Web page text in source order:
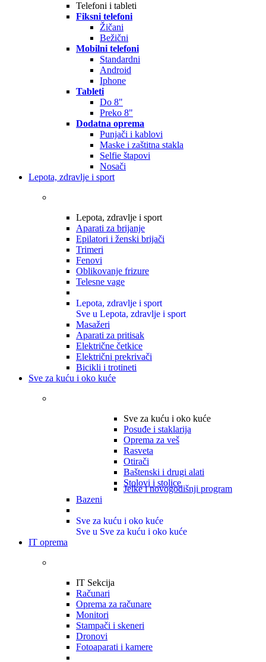
Telefoni i tableti
Fiksni telefoni
Žičani
Bežični
Mobilni telefoni
Standardni
Android
Iphone
Tableti
Do 8"
Preko 8"
Dodatna oprema
Punjači i kablovi
Maske i zaštitna stakla
Selfie štapovi
Nosači
Lepota, zdravlje i sport
Lepota, zdravlje i sport
Aparati za brijanje
Epilatori i ženski brijači
Trimeri
Fenovi
Oblikovanje frizure
Telesne vage
Lepota, zdravlje i sport
Sve u Lepota, zdravlje i sport
Masažeri
Aparati za pritisak
Električne četkice
Električni prekrivači
Bicikli i trotineti
Sve za kuću i oko kuće
Sve za kuću i oko kuće
Posuđe i staklarija
Oprema za veš
Rasveta
Otirači
Baštenski i drugi alati
Stolovi i stolice
Jelke i novogodišnji program
Bazeni
Sve za kuću i oko kuće
Sve u Sve za kuću i oko kuće
IT oprema
IT Sekcija
Računari
Oprema za računare
Monitori
Stampači i skeneri
Dronovi
Fotoaparati i kamere